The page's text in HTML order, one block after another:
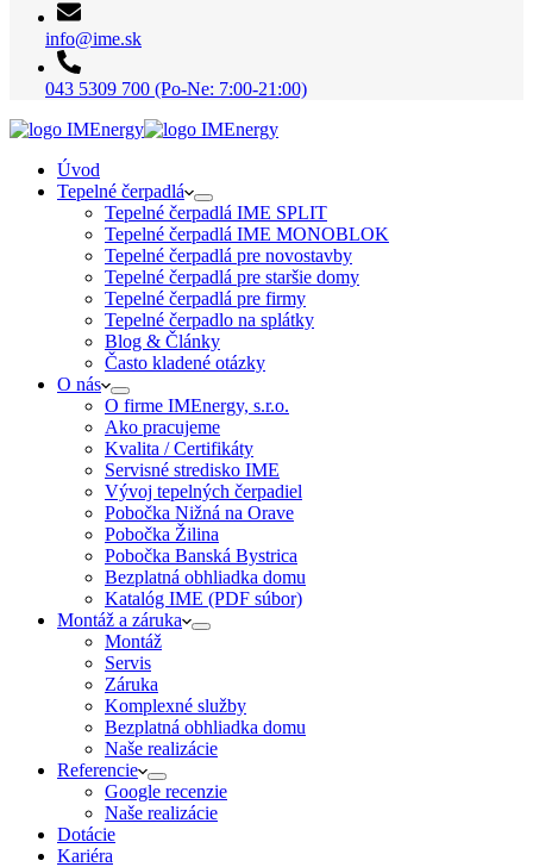
info@ime.sk
043 5309 700 (Po-Ne: 7:00-21:00)
Úvod
Tepelné čerpadlá
Tepelné čerpadlá IME SPLIT
Tepelné čerpadlá IME MONOBLOK
Tepelné čerpadlá pre novostavby
Tepelné čerpadlá pre staršie domy
Tepelné čerpadlá pre firmy
Tepelné čerpadlo na splátky
Blog & Články
Často kladené otázky
O nás
O firme IMEnergy, s.r.o.
Ako pracujeme
Kvalita / Certifikáty
Servisné stredisko IME
Vývoj tepelných čerpadiel
Pobočka Nižná na Orave
Pobočka Žilina
Pobočka Banská Bystrica
Bezplatná obhliadka domu
Katalóg IME (PDF súbor)
Montáž a záruka
Montáž
Servis
Záruka
Komplexné služby
Bezplatná obhliadka domu
Naše realizácie
Referencie
Google recenzie
Naše realizácie
Dotácie
Kariéra